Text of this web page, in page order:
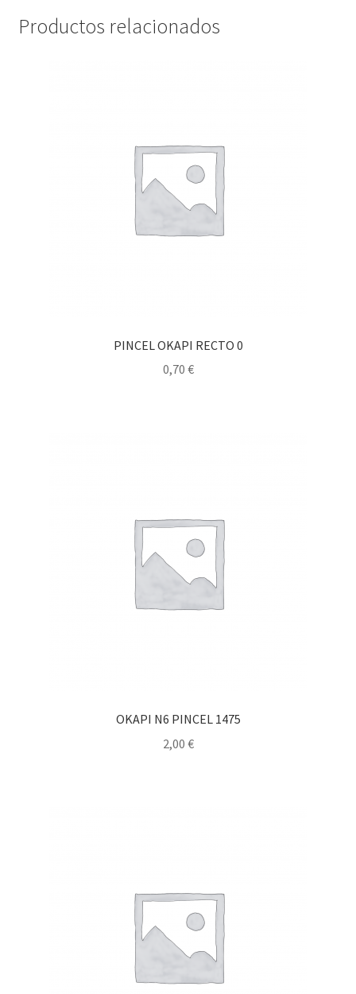
Productos relacionados
PINCEL OKAPI RECTO 0
0,70 €
OKAPI N6 PINCEL 1475
2,00 €